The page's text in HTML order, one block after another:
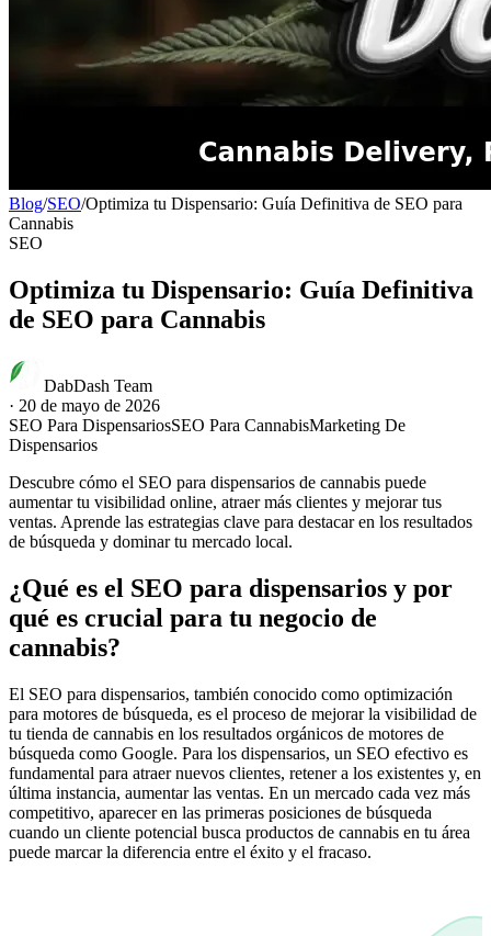
Blog/SEO/Optimiza tu Dispensario: Guía Definitiva de SEO para
Cannabis
SEO
Optimiza tu Dispensario: Guía Definitiva
de SEO para Cannabis
DabDash Team
· 20 de mayo de 2026
SEO Para DispensariosSEO Para CannabisMarketing De
Dispensarios
Descubre cómo el SEO para dispensarios de cannabis puede
aumentar tu visibilidad online, atraer más clientes y mejorar tus
ventas. Aprende las estrategias clave para destacar en los resultados
de búsqueda y dominar tu mercado local.
¿Qué es el SEO para dispensarios y por
qué es crucial para tu negocio de
cannabis?
El SEO para dispensarios, también conocido como optimización
para motores de búsqueda, es el proceso de mejorar la visibilidad de
tu tienda de cannabis en los resultados orgánicos de motores de
búsqueda como Google. Para los dispensarios, un SEO efectivo es
fundamental para atraer nuevos clientes, retener a los existentes y, en
última instancia, aumentar las ventas. En un mercado cada vez más
competitivo, aparecer en las primeras posiciones de búsqueda
cuando un cliente potencial busca productos de cannabis en tu área
puede marcar la diferencia entre el éxito y el fracaso.